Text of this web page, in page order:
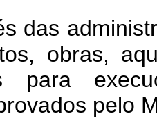
das
obras,
para
pelo